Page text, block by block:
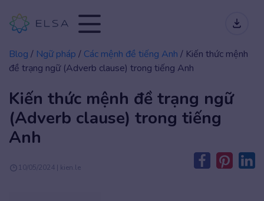
Blog / Ngữ pháp / Các mệnh đề tiếng Anh / Kiến thức mệnh
đề trạng ngữ (Adverb clause) trong tiếng Anh
Kiến thức mệnh đề trạng ngữ
(Adverb clause) trong tiếng
Anh
10/05/2024 | kien.le